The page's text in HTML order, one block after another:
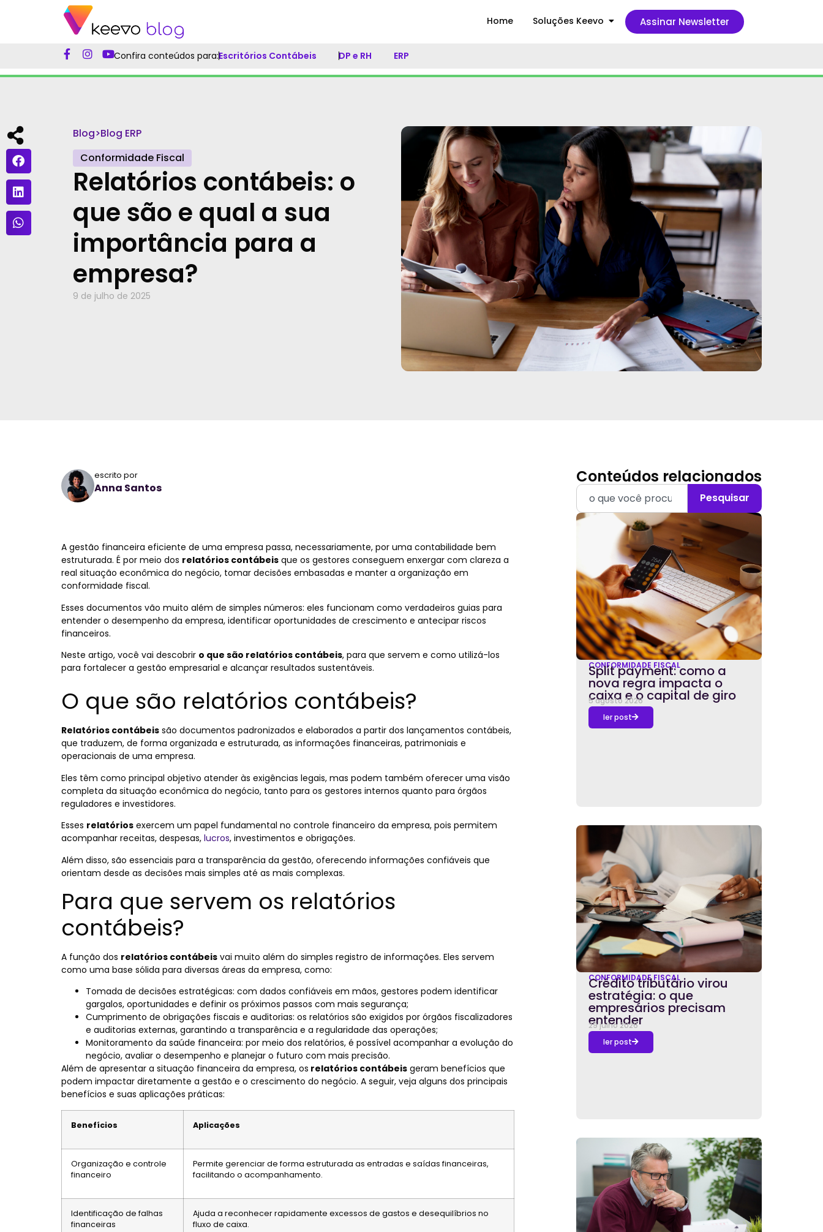
Home Soluções Keevo Assinar Newsletter
Confira conteúdos para:Escritórios Contábeis DP e RH ERP
Blog>Blog ERP
Conformidade Fiscal
Relatórios contábeis: o
que são e qual a sua
importância para a
empresa?
9 de julho de 2025
escrito por
Anna Santos
A gestão financeira eficiente de uma empresa passa, necessariamente, por uma contabilidade bem
estruturada. É por meio dos relatórios contábeis que os gestores conseguem enxergar com clareza a
real situação econômica do negócio, tomar decisões embasadas e manter a organização em
conformidade fiscal.
Esses documentos vão muito além de simples números: eles funcionam como verdadeiros guias para
entender o desempenho da empresa, identificar oportunidades de crescimento e antecipar riscos
financeiros.
Neste artigo, você vai descobrir o que são relatórios contábeis, para que servem e como utilizá-los
para fortalecer a gestão empresarial e alcançar resultados sustentáveis.
O que são relatórios contábeis?
Relatórios contábeis são documentos padronizados e elaborados a partir dos lançamentos contábeis,
que traduzem, de forma organizada e estruturada, as informações financeiras, patrimoniais e
operacionais de uma empresa.
Eles têm como principal objetivo atender às exigências legais, mas podem também oferecer uma visão
completa da situação econômica do negócio, tanto para os gestores internos quanto para órgãos
reguladores e investidores.
Esses relatórios exercem um papel fundamental no controle financeiro da empresa, pois permitem
acompanhar receitas, despesas, lucros, investimentos e obrigações.
Além disso, são essenciais para a transparência da gestão, oferecendo informações confiáveis que
orientam desde as decisões mais simples até as mais complexas.
Para que servem os relatórios
contábeis?
A função dos relatórios contábeis vai muito além do simples registro de informações. Eles servem
como uma base sólida para diversas áreas da empresa, como:
Tomada de decisões estratégicas: com dados confiáveis em mãos, gestores podem identificar
gargalos, oportunidades e definir os próximos passos com mais segurança;
Cumprimento de obrigações fiscais e auditorias: os relatórios são exigidos por órgãos fiscalizadores
e auditorias externas, garantindo a transparência e a regularidade das operações;
Monitoramento da saúde financeira: por meio dos relatórios, é possível acompanhar a evolução do
negócio, avaliar o desempenho e planejar o futuro com mais precisão.
Além de apresentar a situação financeira da empresa, os relatórios contábeis geram benefícios que
podem impactar diretamente a gestão e o crescimento do negócio. A seguir, veja alguns dos principais
benefícios e suas aplicações práticas:
Benefícios Aplicações
Organização e controle
financeiro
Permite gerenciar de forma estruturada as entradas e saídas financeiras,
facilitando o acompanhamento.
Identificação de falhas
financeiras
Ajuda a reconhecer rapidamente excessos de gastos e desequilíbrios no
fluxo de caixa.
Conteúdos relacionados
Pesquisar
CONFORMIDADE FISCAL
Split payment: como a
nova regra impacta o
caixa e o capital de giro
5 agosto 2026
ler post
CONFORMIDADE FISCAL
Crédito tributário virou
estratégia: o que
empresários precisam
entender
29 julho 2026
ler post